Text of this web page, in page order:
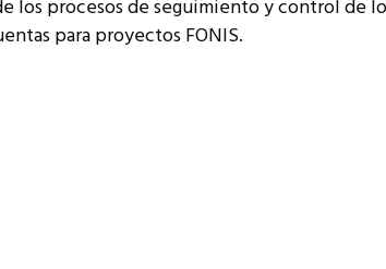
los procesos de seguimiento y control
para proyectos FONIS.